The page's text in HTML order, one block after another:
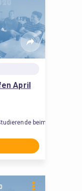
April
beim Lernen